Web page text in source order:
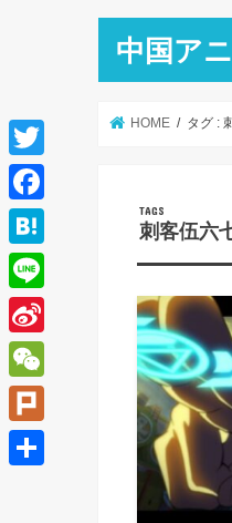
中国ア
HOME タグ :
刺客伍六
T
w
i
t
e
r
F
a
c
e
b
o
o
k
H
a
t
e
a
L
i
n
e
S
i
n
a
W
e
C
P